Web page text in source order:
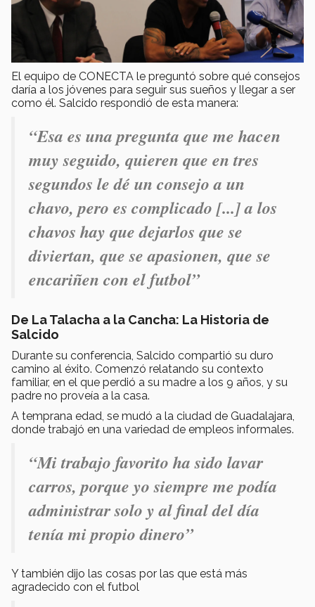
El equipo de CONECTA le preguntó sobre qué consejos
daría a los jóvenes para seguir sus sueños y llegar a ser
como él. Salcido respondió de esta manera:
“Esa es una pregunta que me hacen
muy seguido, quieren que en tres
segundos le dé un consejo a un
chavo, pero es complicado [...] a los
chavos hay que dejarlos que se
diviertan, que se apasionen, que se
encariñen con el futbol”
De La Talacha a la Cancha: La Historia de
Salcido
Durante su conferencia, Salcido compartió su duro
camino al éxito. Comenzó relatando su contexto
familiar, en el que perdió a su madre a los 9 años, y su
padre no proveía a la casa.
A temprana edad, se mudó a la ciudad de Guadalajara,
donde trabajó en una variedad de empleos informales.
“Mi trabajo favorito ha sido lavar
carros, porque yo siempre me podía
administrar solo y al final del día
tenía mi propio dinero”
Y también dijo las cosas por las que está más
agradecido con el futbol